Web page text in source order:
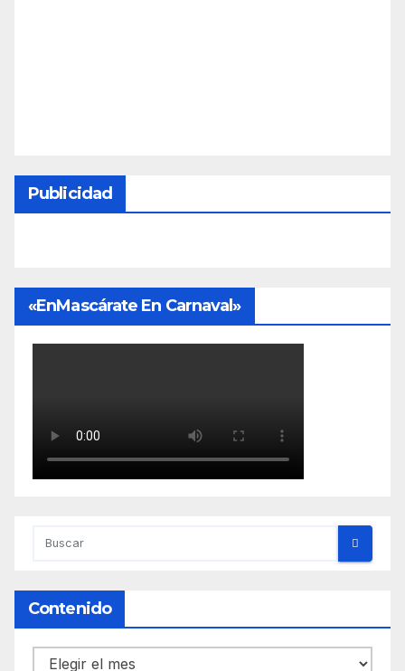
Publicidad
«EnMascárate En Carnaval»
Contenido
Contenido